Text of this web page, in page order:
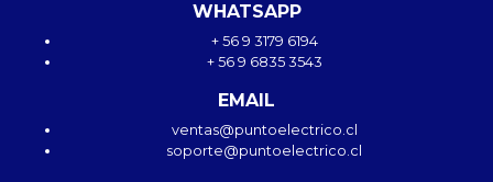
WHATSAPP
+ 56 9 3179 6194
+ 56 9 6835 3543
EMAIL
ventas@puntoelectrico.cl
soporte@puntoelectrico.cl